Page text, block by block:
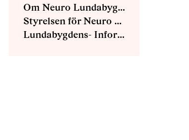
Om Neuro Lundabygden
Styrelsen för Neuro Lundabygden
Lundabygdens- Informations blad